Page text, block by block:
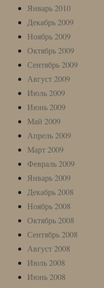
Январь 2010
Декабрь 2009
Ноябрь 2009
Октябрь 2009
Сентябрь 2009
Август 2009
Июль 2009
Июнь 2009
Май 2009
Апрель 2009
Март 2009
Февраль 2009
Январь 2009
Декабрь 2008
Ноябрь 2008
Октябрь 2008
Сентябрь 2008
Август 2008
Июль 2008
Июнь 2008